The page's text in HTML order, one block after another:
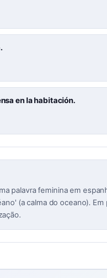
en la habitación.
palavra feminina em
(a calma do oceano).